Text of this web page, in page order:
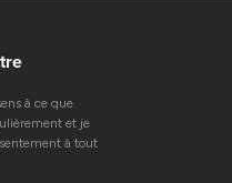
à ce que
et je
à tout